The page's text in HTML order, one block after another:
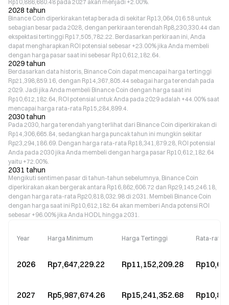
Rp10,886,680.48 pada 2027 akan menjadi +2.00%.
2028 tahun
Binance Coin diperkirakan tetap berada di sekitar Rp13,064,016.58 untuk
sebagian besar pada 2028, dengan perkiraan terendah Rp8,230,330.44 dan
ekspektasi tertinggi Rp17,505,782.22. Berdasarkan perkiraan ini, Anda
dapat mengharapkan ROI potensial sebesar +23.00% jika Anda membeli
dengan harga pasar saat ini sebesar Rp10,612,182.64.
2029 tahun
Berdasarkan data historis, Binance Coin dapat mencapai harga tertinggi
Rp21,398,859.16, dengan Rp14,367,805.44 sebagai harga terendah pada
2029. Jadi jika Anda membeli Binance Coin dengan harga saat ini
Rp10,612,182.64, ROI potensial untuk Anda pada 2029 adalah +44.00% saat
mencapai harga rata-rata Rp15,284,899.4.
2030 tahun
Pada 2030, harga terendah yang terlihat dari Binance Coin diperkirakan di
Rp14,306,665.84, sedangkan harga puncak tahun ini mungkin sekitar
Rp23,294,186.69. Dengan harga rata-rata Rp18,341,879.28, ROI potensial
Anda pada 2030 jika Anda membeli dengan harga pasar Rp10,612,182.64
yaitu +72.00%.
2031 tahun
Mengikuti sentimen pasar di tahun-tahun sebelumnya, Binance Coin
diperkirakan akan bergerak antara Rp16,862,606.72 dan Rp29,145,246.18,
dengan harga rata-rata Rp20,818,032.98 di 2031. Membeli Binance Coin
dengan harga saat ini Rp10,612,182.64 akan memberi Anda potensi ROI
sebesar +96.00% jika Anda HODL hingga 2031.
Year Harga Minimum Harga Tertinggi Rata-rata
2026 Rp7,647,229.22 Rp11,152,209.28
2027 Rp5,987,674.26 Rp15,241,352.68